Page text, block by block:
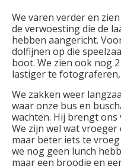
We varen verder en
de verwoesting die de
hebben aangericht.
dolfijnen op die
boot. We zien ook nog
lastiger te
We zakken weer
waar onze bus en
wachten. Hij brengt ons
We zijn wel wat
maar beter iets te
we nog geen lunch
maar een broodje en